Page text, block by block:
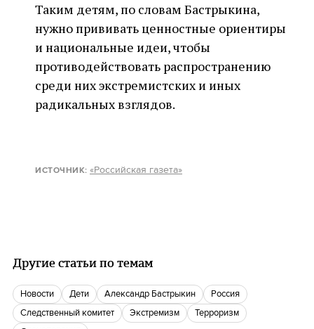
Таким детям, по словам Бастрыкина,
нужно прививать ценностные ориентиры
и национальные идеи, чтобы
противодействовать распространению
среди них экстремистских и иных
радикальных взглядов.
ИСТОЧНИК: «Российская газета»
Другие статьи по темам
новости Дети Александр Бастрыкин
Россия
следственный комитет
экстремизм
Терроризм